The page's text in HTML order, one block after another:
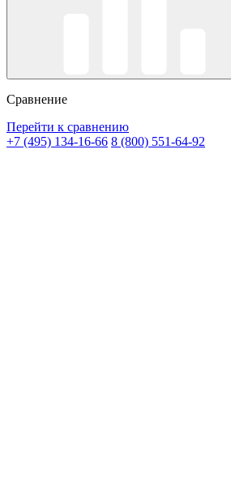
Сравнение
Перейти к сравнению
+7 (495) 134-16-66 8 (800) 551-64-92